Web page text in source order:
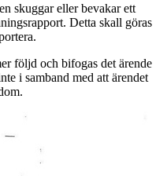
skuggar eller bevakar ett
Detta skall göras
följd och bifogas det ärende
i samband med att ärendet